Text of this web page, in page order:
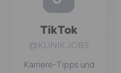
TikTok
@KLINIK.JOBS
Karriere-Tipps und